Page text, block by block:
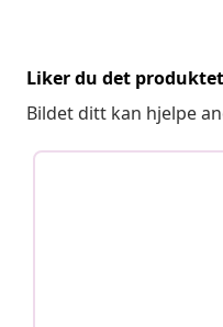
Liker du det
Bildet ditt kan hjelpe